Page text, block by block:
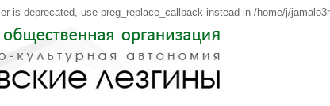
is deprecated, use preg_replace_callback instead in /home/j/